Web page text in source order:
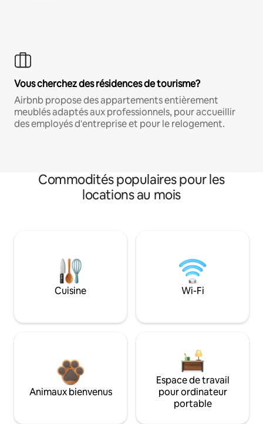
Vous cherchez des résidences de tourisme?
Airbnb propose des appartements entièrement
meublés adaptés aux professionnels, pour accueillir
des employés d'entreprise et pour le relogement.
Commodités populaires pour les
locations au mois
Cuisine Wi-Fi
Animaux bienvenus
Espace de travail
pour ordinateur
portable